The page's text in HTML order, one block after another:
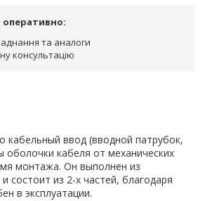
та аналоги
консультацію
кабельный ввод (вводной патрубок,
оболочки кабеля от механических
монтажа. Он выполнен из
состоит из 2-х частей, благодаря
в эксплуатации.